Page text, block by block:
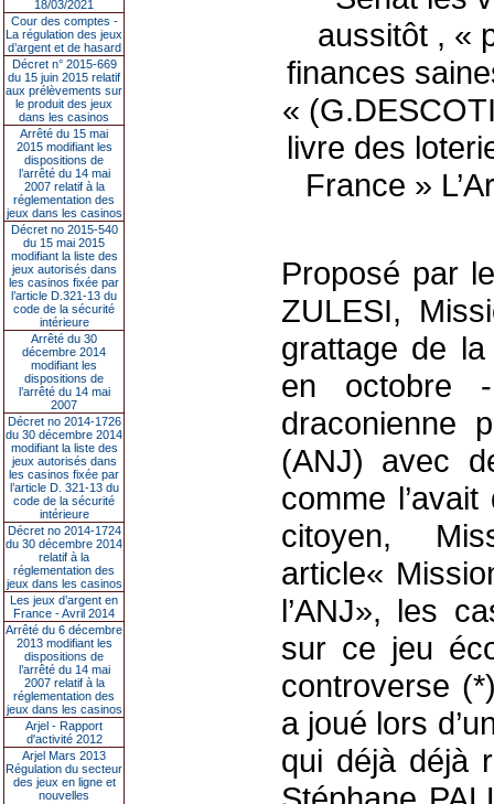
18/03/2021
Cour des comptes -
La régulation des jeux
d’argent et de hasard
Décret n° 2015-669
du 15 juin 2015 relatif
aux prélèvements sur
le produit des jeux
dans les casinos
Arrêté du 15 mai
2015 modifiant les
dispositions de
l’arrêté du 14 mai
2007 relatif à la
réglementation des
jeux dans les casinos
Décret no 2015-540
du 15 mai 2015
modifiant la liste des
jeux autorisés dans
les casinos fixée par
l’article D.321-13 du
code de la sécurité
intérieure
Arrêté du 30
décembre 2014
modifiant les
dispositions de
l’arrêté du 14 mai
2007
Décret no 2014-1726
du 30 décembre 2014
modifiant la liste des
jeux autorisés dans
les casinos fixée par
l’article D. 321-13 du
code de la sécurité
intérieure
Décret no 2014-1724
du 30 décembre 2014
relatif à la
réglementation des
jeux dans les casinos
Les jeux d’argent en
France - Avril 2014
Arrêté du 6 décembre
2013 modifiant les
dispositions de
l’arrêté du 14 mai
2007 relatif à la
réglementation des
jeux dans les casinos
Arjel - Rapport
d'activité 2012
Arjel Mars 2013
Régulation du secteur
des jeux en ligne et
nouvelles
aussitôt , «
finances
«
livre des
France »
Proposé par
ZULESI,
grattage de
en octobre
draconienne
(ANJ) avec
comme
citoyen,
article«
l’ANJ», les
sur ce jeu
controverse
a joué lors
qui déjà déjà